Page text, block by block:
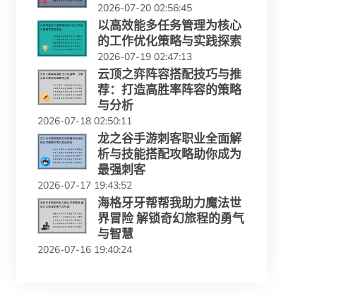
2026-07-20 02:56:45
以高效能多任务管理为核心
的工作优化策略与实践探索
2026-07-19 02:47:13
云顶之弈阵容搭配技巧与推
荐：打造高胜率阵容的策略
与分析
2026-07-18 02:50:11
龙之谷手游刺客职业全面解
析与技能搭配攻略助你成为
最强刺客
2026-07-17 19:43:52
海格牙牙帮帮我助力魔法世
界冒险 解锁奇幻旅程的勇气
与智慧
2026-07-16 19:40:24